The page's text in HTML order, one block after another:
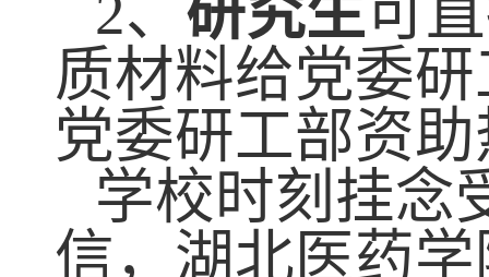
2、 研究生可
质材料给党委
党委研工部资
学校时刻挂念
信， 湖北医药